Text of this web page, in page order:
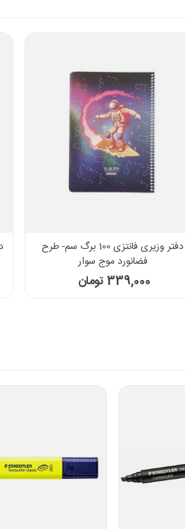
دفتر وزیری فانتزی 100 برگ سم- طرح
فضانورد موج سوار
339,000 تومان